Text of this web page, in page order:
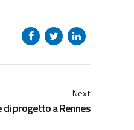
Next
di progetto a Rennes